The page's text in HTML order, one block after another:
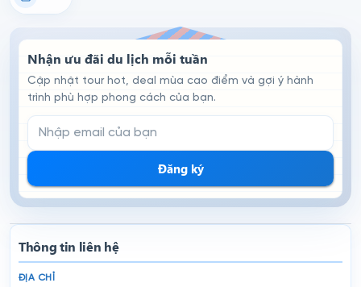
Nhận ưu đãi du lịch mỗi tuần
Cập nhật tour hot, deal mùa cao điểm và gợi ý hành
trình phù hợp phong cách của bạn.
Email đăng ký nhận tin
Đăng ký
Thông tin liên hệ
ĐỊA CHỈ